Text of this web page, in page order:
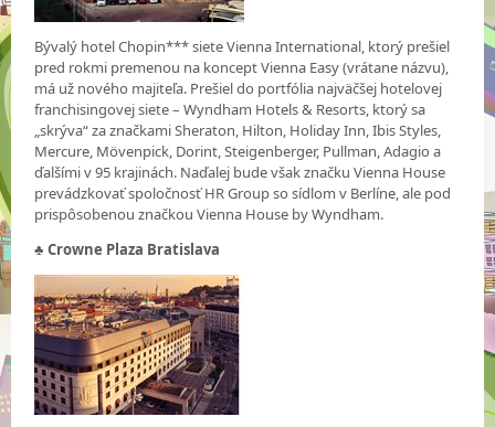
Bývalý hotel Chopin*** siete Vienna International, ktorý prešiel
pred rokmi premenou na koncept Vienna Easy (vrátane názvu),
má už nového majiteľa. Prešiel do portfólia najväčšej hotelovej
franchisingovej siete – Wyndham Hotels & Resorts, ktorý sa
„skrýva“ za značkami Sheraton, Hilton, Holiday Inn, Ibis Styles,
Mercure, Mövenpick, Dorint, Steigenberger, Pullman, Adagio a
ďalšími v 95 krajinách. Naďalej bude však značku Vienna House
prevádzkovať spoločnosť HR Group so sídlom v Berlíne, ale pod
prispôsobenou značkou Vienna House by Wyndham.
♣ Crowne Plaza Bratislava